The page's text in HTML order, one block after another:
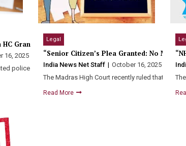
Case”
Grants Relief to School”
16, 2025 0
police protection to St….
Legal
“Senior Citizen’s Plea Granted: No
India News Net Staff October 16, 2025 0
The Madras High Court recently ruled that a
Read More